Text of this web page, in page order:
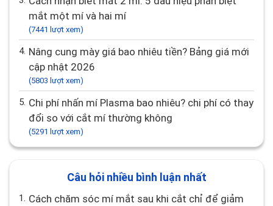
mắt một mí và hai mí
(7441 lượt xem)
4. Nâng cung mày giá bao nhiêu tiền? Bảng giá mới
cập nhật 2026
(5803 lượt xem)
5. Chi phí nhấn mí Plasma bao nhiêu? chi phí có thay
đổi so với cắt mí thường không
(5291 lượt xem)
Câu hỏi nhiều bình luận nhất
1. Cách chăm sóc mí mắt sau khi cắt chỉ để giảm